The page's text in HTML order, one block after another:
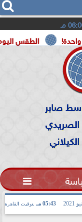
مـ
اليوم.. شديد الحرارة
صابر

05:43 مـ بتوقيت القاهرة